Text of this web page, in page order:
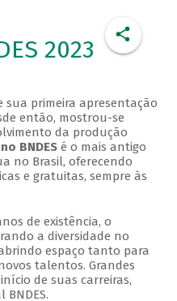
2023
sua primeira apresentação
então, mostrou-se
da produção
BNDESé o mais antigo
no Brasil, oferecendo
e gratuitas, sempre às
de existência, o
a diversidade no
espaço tanto para
talentos. Grandes
de suas carreiras,